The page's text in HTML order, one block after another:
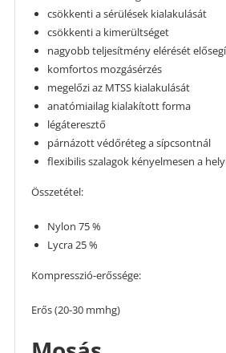
csökkenti a sérülések kialakulását
csökkenti a kimerültséget
nagyobb teljesítmény elérését
komfortos mozgásérzés
megelőzi az MTSS kialakulását
anatómiailag kialakított forma
légáteresztő
párnázott védőréteg a sípcsontnál
flexibilis szalagok kényelmesen a
Összetétel:
Nylon 75 %
Lycra 25 %
Kompresszió-erőssége:
Erős (20-30 mmhg)